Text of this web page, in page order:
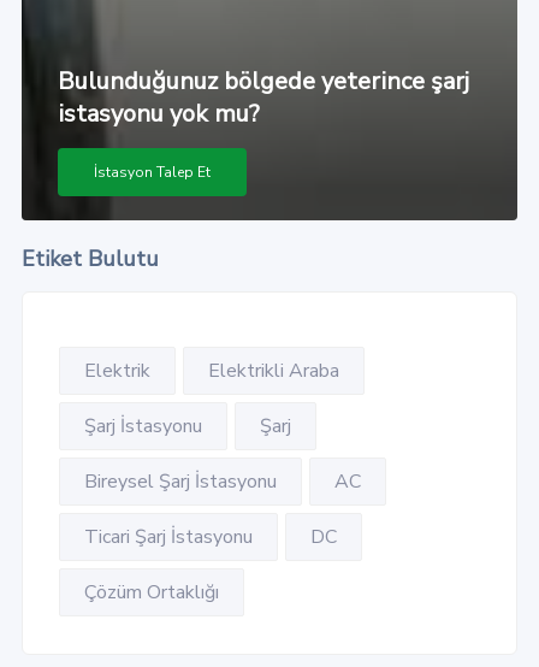
Bulunduğunuz bölgede yeterince şarj
istasyonu yok mu?
İstasyon Talep Et
Etiket Bulutu
Elektrik Elektrikli Araba
Şarj İstasyonu Şarj
Bireysel Şarj İstasyonu AC
Ticari Şarj İstasyonu DC
Çözüm Ortaklığı